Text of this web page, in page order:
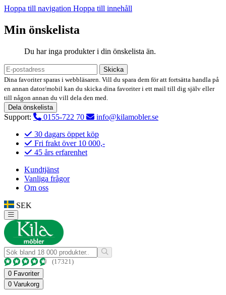
Hoppa till navigation Hoppa till innehåll
Min önskelista
Du har inga produkter i din önskelista än.
Skicka
Dina favoriter sparas i webbläsaren. Vill du spara dem för att fortsätta handla på
en annan dator/mobil kan du skicka dina favoriter i ett mail till dig själv eller
till någon annan du vill dela den med.
Dela önskelista
Support: 0155-722 70
info@kilamobler.se
30 dagars öppet köp
Fri frakt över 10 000,-
45 års erfarenhet
Kundtjänst
Vanliga frågor
Om oss
SEK
(17321)
0 Favoriter
0 Varukorg